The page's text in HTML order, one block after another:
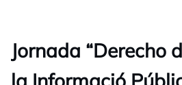
Jornada “Derecho